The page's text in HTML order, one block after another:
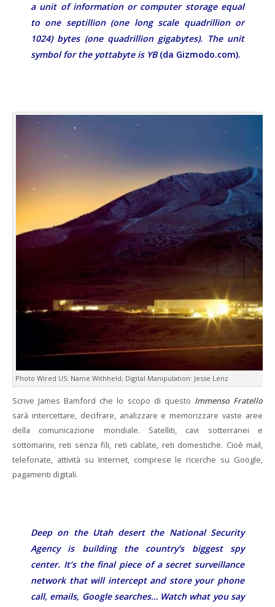
a unit of information or computer storage equal
to one septillion (one long scale quadrillion or
1024) bytes (one quadrillion gigabytes). The unit
symbol for the yottabyte is YB(da Gizmodo.com).
Photo Wired US: Name Withheld; Digital Manipulation: Jesse Lenz
Scrive James Bamford che lo scopo di questo Immenso Fratello
sarà intercettare, decifrare, analizzare e memorizzare vaste aree
della comunicazione mondiale. Satelliti, cavi sotterranei e
sottomarini, reti senza fili, reti cablate, reti domestiche. Cioè mail,
telefonate, attività su Internet, comprese le ricerche su Google,
pagamenti digitali.
Deep on the Utah desert the National Security
Agency is building the country’s biggest spy
center. It’s the final piece of a secret surveillance
network that will intercept and store your phone
call, emails, Google searches… Watch what you say